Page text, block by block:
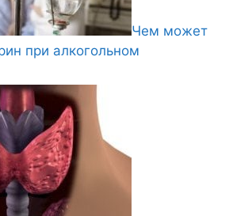
Чем может
при алкогольном